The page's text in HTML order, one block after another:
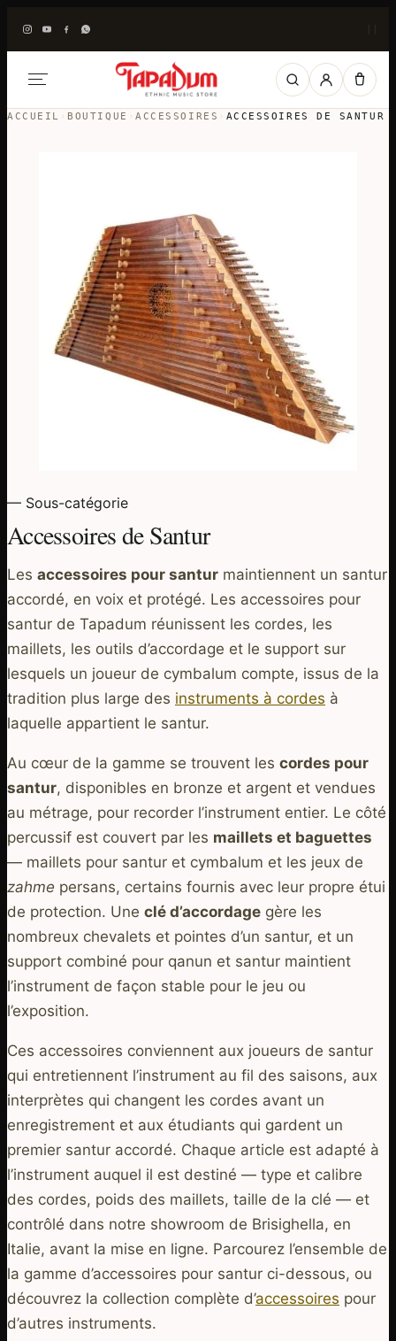
ACCUEIL › BOUTIQUE ›ACCESSOIRES › ACCESSOIRES DE SANTUR
— Sous-catégorie
Accessoires de Santur
Les accessoires pour santur maintiennent un santur
accordé, en voix et protégé. Les accessoires pour
santur de Tapadum réunissent les cordes, les
maillets, les outils d’accordage et le support sur
lesquels un joueur de cymbalum compte, issus de la
tradition plus large des instruments à cordes à
laquelle appartient le santur.
Au cœur de la gamme se trouvent les cordes pour
santur, disponibles en bronze et argent et vendues
au métrage, pour recorder l’instrument entier. Le côté
percussif est couvert par les maillets et baguettes
— maillets pour santur et cymbalum et les jeux de
zahme persans, certains fournis avec leur propre étui
de protection. Une clé d’accordage gère les
nombreux chevalets et pointes d’un santur, et un
support combiné pour qanun et santur maintient
l’instrument de façon stable pour le jeu ou
l’exposition.
Ces accessoires conviennent aux joueurs de santur
qui entretiennent l’instrument au fil des saisons, aux
interprètes qui changent les cordes avant un
enregistrement et aux étudiants qui gardent un
premier santur accordé. Chaque article est adapté à
l’instrument auquel il est destiné — type et calibre
des cordes, poids des maillets, taille de la clé — et
contrôlé dans notre showroom de Brisighella, en
Italie, avant la mise en ligne. Parcourez l’ensemble de
la gamme d’accessoires pour santur ci-dessous, ou
découvrez la collection complète d’accessoires pour
d’autres instruments.